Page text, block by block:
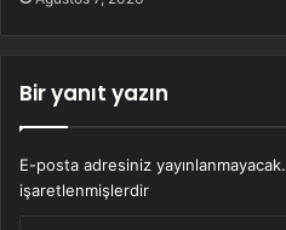
Bir yanıt yazın
E-posta adresiniz yayınlanmayacak.
işaretlenmişlerdir